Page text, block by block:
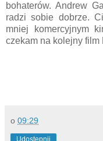
bohaterów. Andrew
radzi sobie dobrze.
mniej komercyjnym
czekam na kolejny film
o 09:29
Udostępnij